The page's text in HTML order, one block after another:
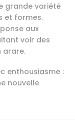
grande variété
et formes.
aux
voir des
arare.
enthousiasme :
nouvelle